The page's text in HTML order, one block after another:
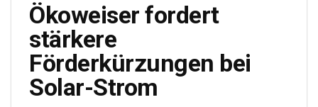
Ökoweiser fordert
stärkere
Förderkürzungen bei
Solar-Strom